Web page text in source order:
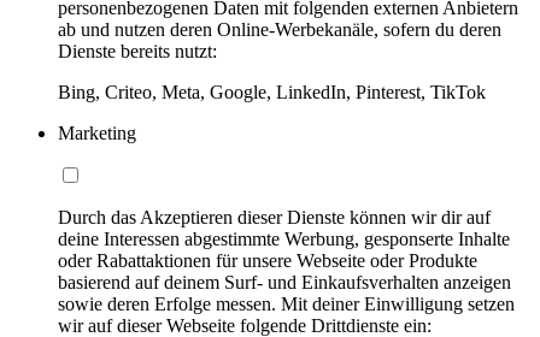
personenbezogenen Daten mit folgenden externen Anbietern
ab und nutzen deren Online-Werbekanäle, sofern du deren
Dienste bereits nutzt:
Bing, Criteo, Meta, Google, LinkedIn, Pinterest, TikTok
Marketing
Durch das Akzeptieren dieser Dienste können wir dir auf
deine Interessen abgestimmte Werbung, gesponserte Inhalte
oder Rabattaktionen für unsere Webseite oder Produkte
basierend auf deinem Surf- und Einkaufsverhalten anzeigen
sowie deren Erfolge messen. Mit deiner Einwilligung setzen
wir auf dieser Webseite folgende Drittdienste ein: